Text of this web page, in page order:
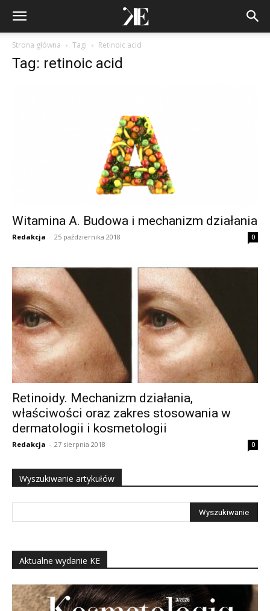
Strona główna Tagi Retinoic acid
Tag: retinoic acid
Witamina A. Budowa i mechanizm działania
Redakcja - 25 października 2018 0
Retinoidy. Mechanizm działania,
właściwości oraz zakres stosowania w
dermatologii i kosmetologii
Redakcja - 27 sierpnia 2018 0
Wyszukiwanie artykułów
Aktualne wydanie KE